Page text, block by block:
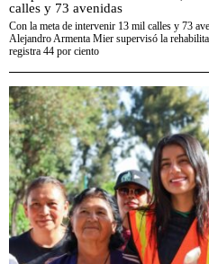
calles y 73 avenidas
Con la meta de intervenir 13 mil calles y 73
Alejandro Armenta Mier supervisó la
registra 44 por ciento